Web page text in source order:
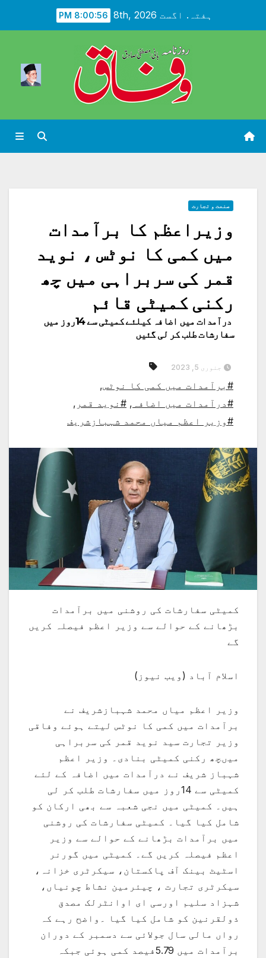
ہفتہ. اگست 8th, 2026 8:00:58 PM
صنعت و تجارت
وزیراعظم کا برآمدات
میں کمی کا نوٹس ، نوید
قمر کی سربراہی میں چھ
رکنی کمیٹی قائم
درآمدات میں اضافہ کیلئے کمیٹی سے 14روز میں
سفارشات طلب کر لی گئیں
جنوری 5, 2023
#برآمدات میں کمی کا نوٹس,
#درآمدات میں اضافہ , #نوید قمر ,
#وزیر اعظم میاں محمد شہبازشریف
کمیٹی سفارشات کی روشنی میں برآمدات
بڑھانے کے حوالے سے وزیر اعظم فیصلہ کریں
گے
اسلام آباد (ویب نیوز)
وزیر اعظم میاں محمد شہبازشریف نے
برآمدات میں کمی کا نوٹس لیتے ہوئے وفاقی
وزیر تجارت سید نوید قمر کی سربراہی
میںچھ رکنی کمیٹی بنادی۔ وزیر اعظم
شہباز شریف نے درآمدات میں اضافہ کے لئے
کمیٹی سے 14روز میں سفارشات طلب کر لی
ہیں۔ کمیٹی میں نجی شعبہ سے بھی ارکان کو
شامل کیا گیا۔ کمیٹی سفارشات کی روشنی
میں برآمدات بڑھانے کے حوالے سے وزیر
اعظم فیصلہ کریں گے۔ کمیٹی میں گورنر
اسٹیٹ بینک آف پاکستان، سیکرٹری خزانہ،
سیکرٹری تجارت ، چیئرمین نشاط چونیاں،
شہزاد سلیم اورسی ای اوانٹرلک مصدق
ذولقرنین کو شامل کیا گیا ۔واضح رہے کہ
رواں مالی سال جولائی سے دسمبر کے دوران
برآمدات میں 5.79فیصد کمی ہوئی جبکہ